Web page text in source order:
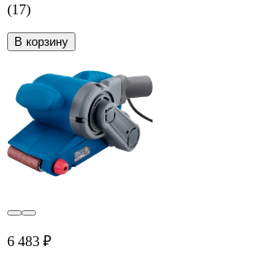
(17)
В корзину
6 483 ₽